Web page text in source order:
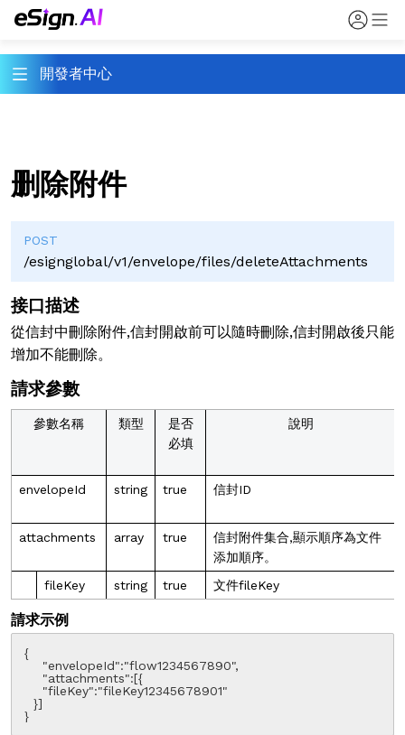
開發者中心
删除附件
POST
/esignglobal/v1/envelope/files/deleteAttachments
接口描述
從信封中刪除附件,信封開啟前可以隨時刪除,信封開啟後只能
增加不能刪除。
請求參數
參數名稱 類型
是否
必填
說明
envelopeId string true 信封ID
attachments array true
信封附件集合,顯示順序為文件
添加順序。
fileKey
string true 文件fileKey
請求示例
{
}